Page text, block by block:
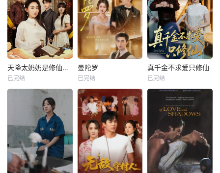
天降太奶奶是修仙老祖
已完结
曼陀罗
已完结
真千金不求爱只修仙
已完结